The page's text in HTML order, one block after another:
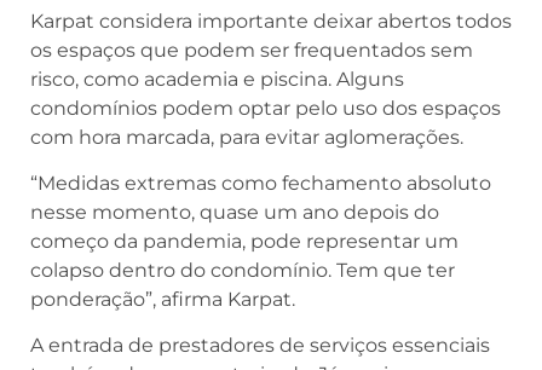
Karpat considera importante deixar abertos todos
os espaços que podem ser frequentados sem
risco, como academia e piscina. Alguns
condomínios podem optar pelo uso dos espaços
com hora marcada, para evitar aglomerações.
“Medidas extremas como fechamento absoluto
nesse momento, quase um ano depois do
começo da pandemia, pode representar um
colapso dentro do condomínio. Tem que ter
ponderação”, afirma Karpat.
A entrada de prestadores de serviços essenciais